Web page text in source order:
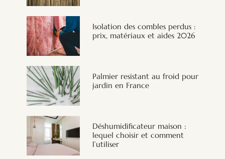
Isolation des combles perdus :
prix, matériaux et aides 2026
Palmier resistant au froid pour
jardin en France
Déshumidificateur maison :
lequel choisir et comment
l’utiliser